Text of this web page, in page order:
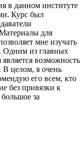
в данном институте
Курс был
для
мне изучать
Одним из главных
возможность
В целом, я очень
его всем, кто
без привязки к
за